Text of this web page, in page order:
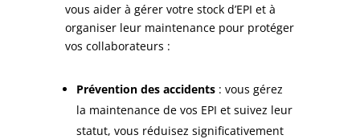
vous aider à gérer votre stock d’EPI et à
organiser leur maintenance pour protéger
vos collaborateurs :
Prévention des accidents: vous gérez
la maintenance de vos EPI et suivez leur
statut, vous réduisez significativement